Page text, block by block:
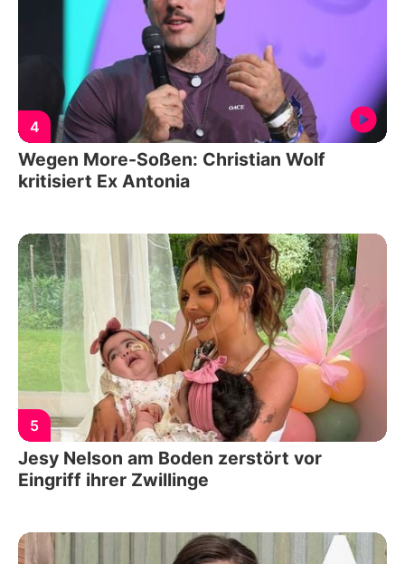
4
Wegen More-Soßen: Christian Wolf
kritisiert Ex Antonia
5
Jesy Nelson am Boden zerstört vor
Eingriff ihrer Zwillinge